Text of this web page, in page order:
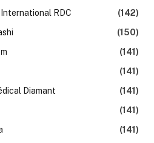
RDC
(142)
(150)
(141)
(141)
Diamant
(141)
(141)
(141)